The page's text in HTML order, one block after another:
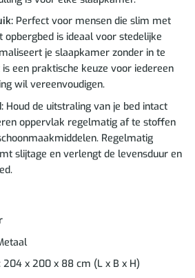
Perfect voor mensen die slim met
opbergbed is ideaal voor stedelijke
je slaapkamer zonder in te
een praktische keuze voor iedereen
wil vereenvoudigen.
Houd de uitstraling van je bed intact
oppervlak regelmatig af te stoffen
Regelmatig
slijtage en verlengt de levensduur en
204 x 200 x 88 cm (L x B x H)